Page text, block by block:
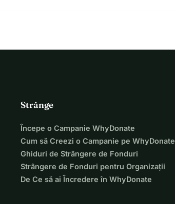
Strânge
Începe o Campanie WhyDonate
Cum să Creezi o Campanie pe WhyDonate
Ghiduri de Strângere de Fonduri
Strângere de Fonduri pentru Organizații
De Ce să ai Încredere în WhyDonate